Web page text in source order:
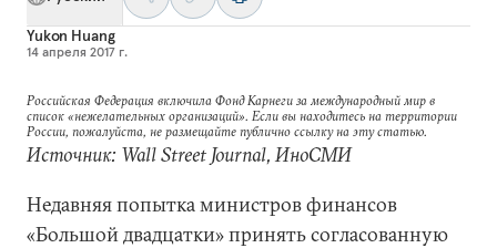
Yukon Huang
14 апреля 2017 г.
Российская Федерация включила Фонд Карнеги за международный мир в
список «нежелательных организаций». Если вы находитесь на территории
России, пожалуйста, не размещайте публично ссылку на эту статью.
Источник: Wall Street Journal, ИноСМИ
Недавняя попытка министров финансов
«Большой двадцатки» принять согласованную